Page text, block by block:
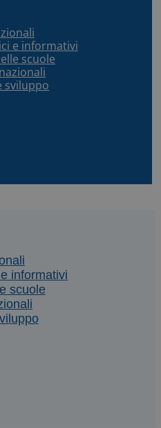
e informativi
scuole
sviluppo
informativi
scuole